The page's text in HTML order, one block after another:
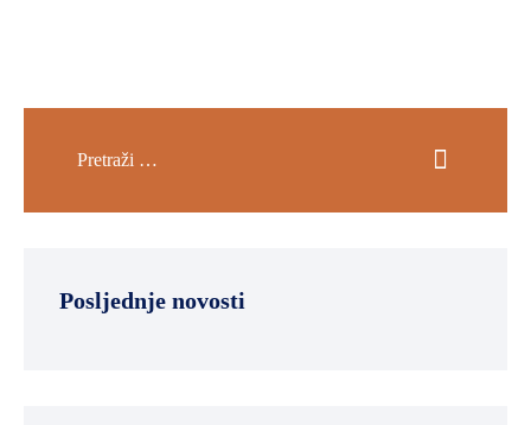
Posljednje novosti